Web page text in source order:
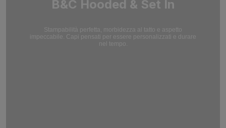
B&C Hooded & Set In
Stampabilità perfetta, morbidezza al tatto e aspetto
impeccabile. Capi pensati per essere personalizzati e durare
nel tempo.